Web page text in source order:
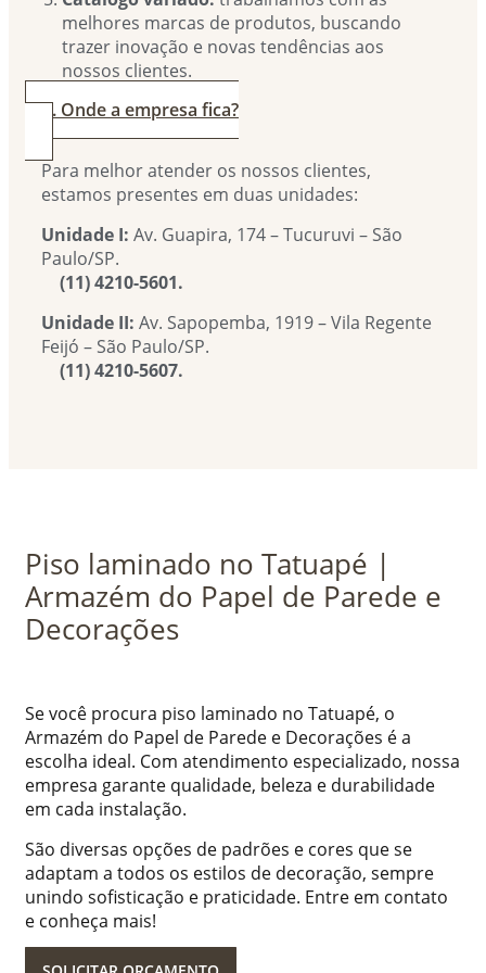
melhores marcas de produtos, buscando
trazer inovação e novas tendências aos
nossos clientes.
4. Onde a empresa fica?
Para melhor atender os nossos clientes,
estamos presentes em duas unidades:
Unidade I: Av. Guapira, 174 – Tucuruvi – São
Paulo/SP.
(11) 4210-5601.
Unidade II: Av. Sapopemba, 1919 – Vila Regente
Feijó – São Paulo/SP.
(11) 4210-5607.
Piso laminado no Tatuapé |
Armazém do Papel de Parede e
Decorações
Se você procura piso laminado no Tatuapé, o
Armazém do Papel de Parede e Decorações é a
escolha ideal. Com atendimento especializado, nossa
empresa garante qualidade, beleza e durabilidade
em cada instalação.
São diversas opções de padrões e cores que se
adaptam a todos os estilos de decoração, sempre
unindo sofisticação e praticidade. Entre em contato
e conheça mais!